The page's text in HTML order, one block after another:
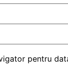
pentru